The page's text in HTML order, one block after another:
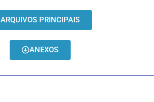
ARQUIVOS PRINCIPAIS
ANEXOS